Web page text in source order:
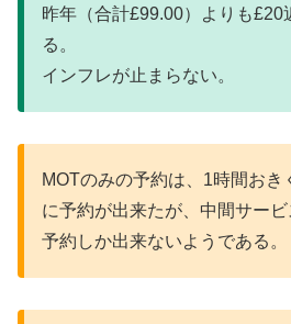
昨年（合計£99.00）よりも£20
る。
インフレが止まらない。
MOTのみの予約は、1時間おき
に予約が出来たが、中間サー
予約しか出来ないようである。